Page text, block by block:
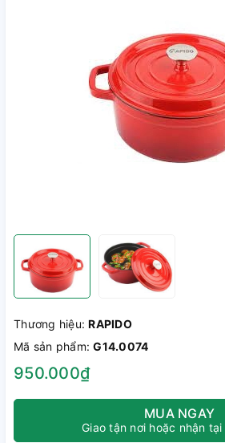
Thương hiệu:RAPIDO
Mã sản phẩm:G14.0074
950.000₫
MUA NGAY
Giao tận nơi hoặc nhận